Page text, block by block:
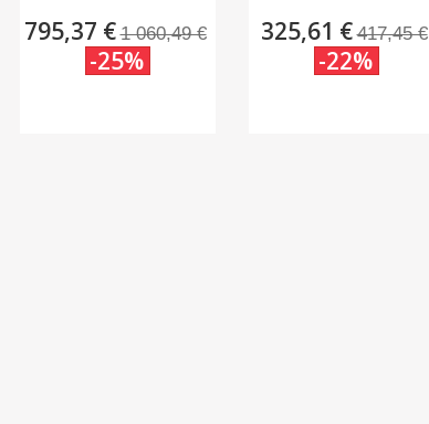
795,37 € 1 060,49 €
-25%
325,61 € 417,45 €
-22%